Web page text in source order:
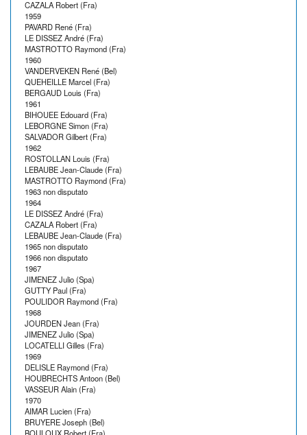
CAZALA Robert (Fra)
1959
PAVARD René (Fra)
LE DISSEZ André (Fra)
MASTROTTO Raymond (Fra)
1960
VANDERVEKEN René (Bel)
QUEHEILLE Marcel (Fra)
BERGAUD Louis (Fra)
1961
BIHOUEE Edouard (Fra)
LEBORGNE Simon (Fra)
SALVADOR Gilbert (Fra)
1962
ROSTOLLAN Louis (Fra)
LEBAUBE Jean-Claude (Fra)
MASTROTTO Raymond (Fra)
1963 non disputato
1964
LE DISSEZ André (Fra)
CAZALA Robert (Fra)
LEBAUBE Jean-Claude (Fra)
1965 non disputato
1966 non disputato
1967
JIMENEZ Julio (Spa)
GUTTY Paul (Fra)
POULIDOR Raymond (Fra)
1968
JOURDEN Jean (Fra)
JIMENEZ Julio (Spa)
LOCATELLI Gilles (Fra)
1969
DELISLE Raymond (Fra)
HOUBRECHTS Antoon (Bel)
VASSEUR Alain (Fra)
1970
AIMAR Lucien (Fra)
BRUYERE Joseph (Bel)